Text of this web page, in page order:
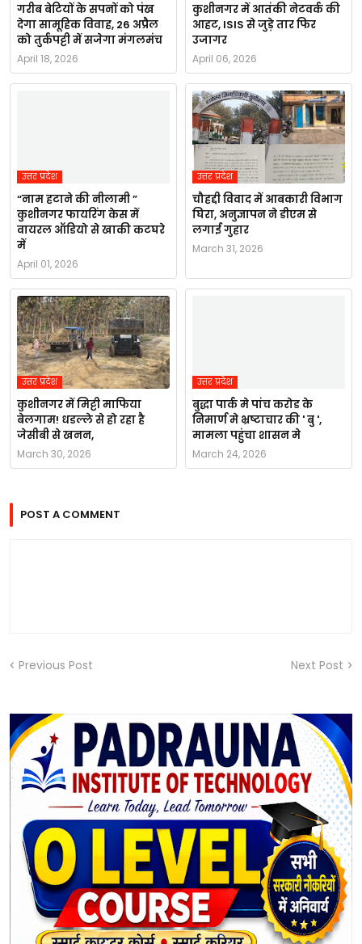
गरीब बेटियों के सपनों को पंख
देगा सामूहिक विवाह, 26 अप्रैल
को तुर्कपट्टी में सजेगा मंगलमंच
April 18, 2026
कुशीनगर में आतंकी नेटवर्क की
आहट, ISIS से जुड़े तार फिर
उजागर
April 06, 2026
उत्तर प्रदेश
“नाम हटाने की नीलामी ”
कुशीनगर फायरिंग केस में
वायरल ऑडियो से खाकी कटघरे
में
April 01, 2026
उत्तर प्रदेश
चौहद्दी विवाद में आबकारी विभाग
घिरा, अनुज्ञापन ने डीएम से
लगाई गुहार
March 31, 2026
उत्तर प्रदेश
कुशीनगर में मिट्टी माफिया
बेलगाम! धडल्ले से हो रहा है
जेसीबी से खनन,
March 30, 2026
उत्तर प्रदेश
बुद्धा पार्क मे पांच करोड के
निमार्ण मे भ्रष्टाचार की ' बु ',
मामला पहुंचा शासन मे
March 24, 2026
POST A COMMENT
Previous Post Next Post